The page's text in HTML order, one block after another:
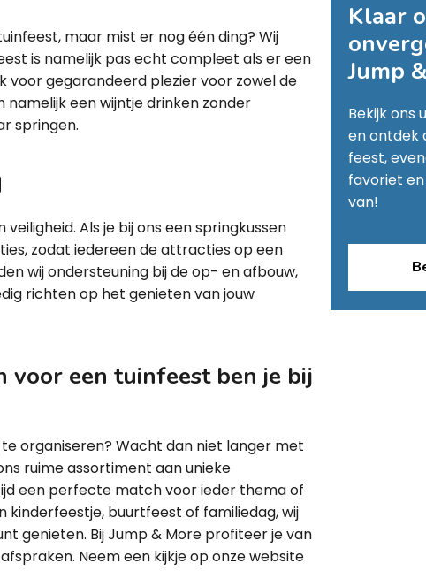
maar mist er nog één ding? Wij
is namelijk pas echt compleet als er een
voor gegarandeerd plezier voor zowel de
een wijntje drinken zonder
springen.
Als je bij ons een springkussen
zodat iedereen de attracties op een
wij ondersteuning bij de op- en afbouw,
richten op het genieten van jouw
voor een tuinfeest ben je bij
organiseren? Wacht dan niet langer met
ruime assortiment aan unieke
een perfecte match voor ieder thema of
kinderfeestje, buurtfeest of familiedag, wij
genieten. Bij Jump & More profiteer je van
Neem een kijkje op onze website
Klaar
Jump
Bekijk ons
en ontdek
feest,
favoriet
van!